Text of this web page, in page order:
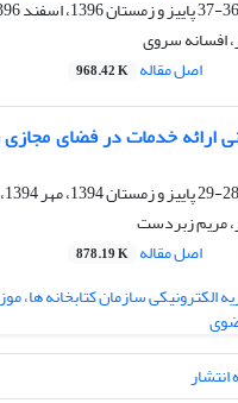
افسانه سروی
اصل مقاله 968.42 K
ارائه خدمات در فضای
مریم زبردست
اصل مقاله 878.19 K
انتشار